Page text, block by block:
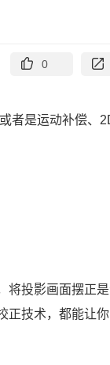
0
者是运动补偿、
将投影画面摆正
正技术，都能让